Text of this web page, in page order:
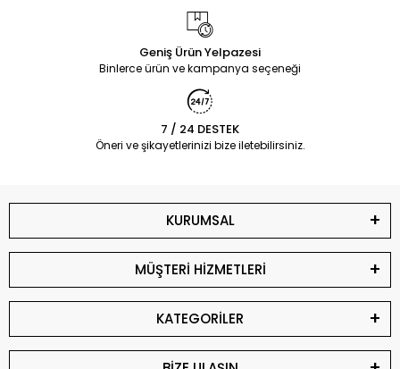
Geniş Ürün Yelpazesi
Binlerce ürün ve kampanya seçeneği
7 / 24 DESTEK
Öneri ve şikayetlerinizi bize iletebilirsiniz.
KURUMSAL
MÜŞTERİ HİZMETLERİ
KATEGORİLER